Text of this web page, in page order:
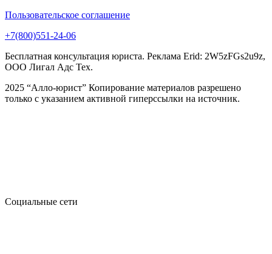
Пользовательское соглашение
+7(800)551-24-06
Бесплатная консультация юриста. Реклама Erid: 2W5zFGs2u9z,
ООО Лигал Адс Тех.
2025 “Алло-юрист” Копирование материалов разрешено
только с указанием активной гиперссылки на источник.
Социальные сети